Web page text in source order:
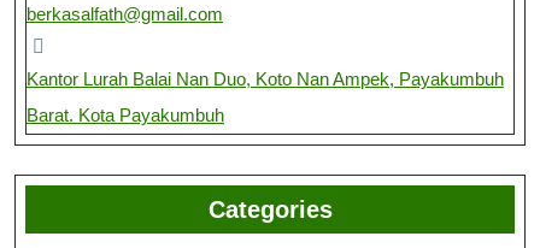
berkasalfath@gmail.com
Kantor Lurah Balai Nan Duo, Koto Nan Ampek, Payakumbuh
Barat. Kota Payakumbuh
Categories